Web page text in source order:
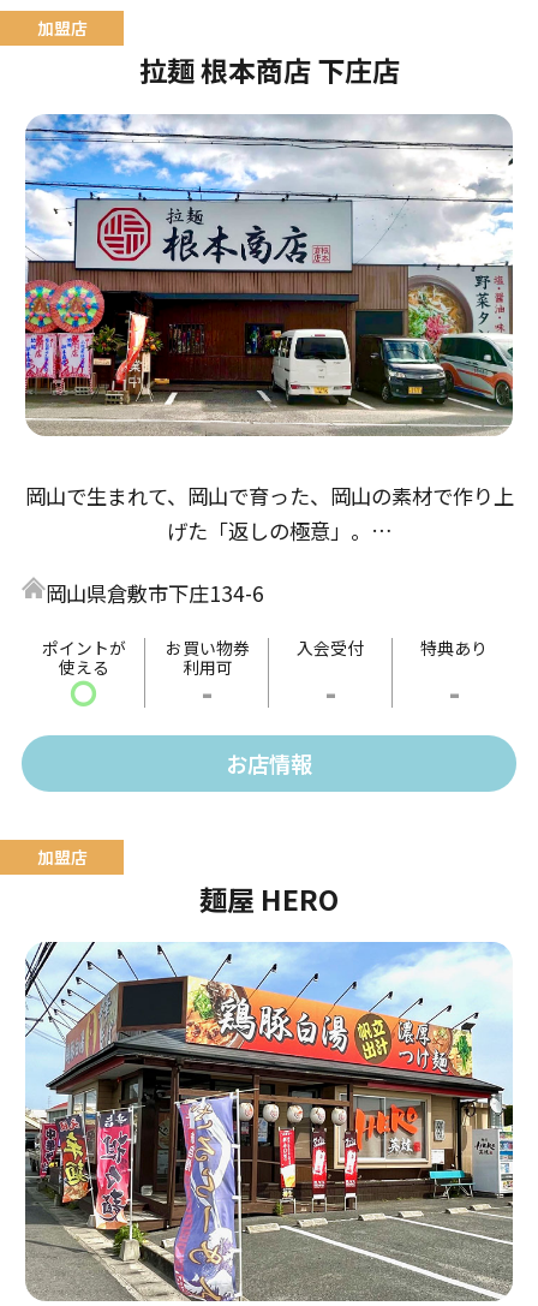
拉麺 根本商店 下庄店
岡山で生まれて、岡山で育った、岡山の素材で作り上
げた「返しの極意」。
とアサリ・牡蠣出汁の３重奏。
味噌返しは「岡山備前味噌」赤味噌、麦味噌をブレン
ドし魚醤・酒粕出汁で仕上げた熟成仕込み。
塩返しは「備前鷹取醤油」のうどん返しをベースに、
帆立、あさり・牡蠣出汁で仕上げた珠玉の極意。
岡山県倉敷市下庄134-6
ポイントが
使える
〇
お買い物券
利用可
-
入会受付
-
特典あり
-
お店情報
麺屋 HERO